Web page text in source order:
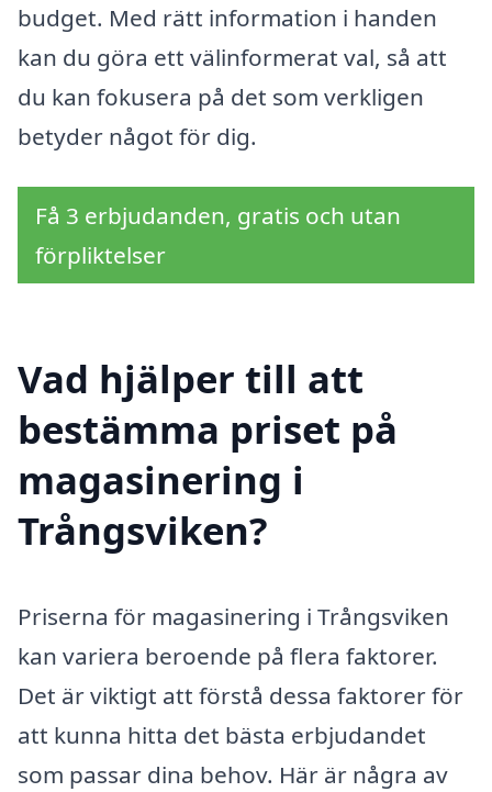
budget. Med rätt information i handen
kan du göra ett välinformerat val, så att
du kan fokusera på det som verkligen
betyder något för dig.
Få 3 erbjudanden, gratis och utan
förpliktelser
Vad hjälper till att
bestämma priset på
magasinering i
Trångsviken?
Priserna för magasinering i Trångsviken
kan variera beroende på flera faktorer.
Det är viktigt att förstå dessa faktorer för
att kunna hitta det bästa erbjudandet
som passar dina behov. Här är några av